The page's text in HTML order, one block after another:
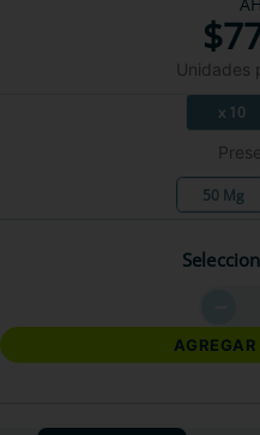
$
Unidades
x 10
50 Mg